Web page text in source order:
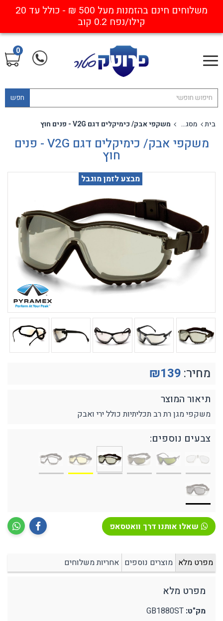
משלוחים חינם בהזמנות מעל 500 ₪ - כולל עד 20
קילו/נפח 0.2 קוב
חפש
0
בית מסגרות אבק עם התקן אופטי משקפי אבק/ כימיקלים דגם V2G - פנים חוץ
משקפי אבק/ כימיקלים דגם V2G - פנים
חוץ
מבצע לזמן מוגבל
מחיר: 139
₪
תיאור המוצר
משקפי מגן רת רב תכליתיות כולל ירי ואבק
צבעים נוספים:
שאלו אותנו דרך וואטסאפ
מפרט מלא מוצרים נוספים אחריות משלוחים
מפרט מלא
מק"ט: GB1880ST